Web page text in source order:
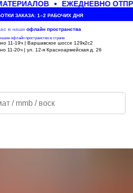
ЕЖЕДНЕВНО
ЗАКАЗА: 1–2 РАБОЧИХ ДНЯ
в наши офлайн пространства
офлайн пространство в стране
11-19ч | Варшавское шоссе 129к2с2
11-20ч | ул. 12-я Красноармейская д. 26